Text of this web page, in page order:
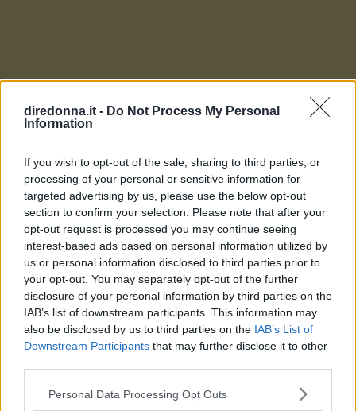
diredonna.it - Do Not Process My Personal
Information
If you wish to opt-out of the sale, sharing to third parties, or
processing of your personal or sensitive information for
targeted advertising by us, please use the below opt-out
section to confirm your selection. Please note that after your
opt-out request is processed you may continue seeing
interest-based ads based on personal information utilized by
us or personal information disclosed to third parties prior to
your opt-out. You may separately opt-out of the further
disclosure of your personal information by third parties on the
IAB’s list of downstream participants. This information may
also be disclosed by us to third parties on the IAB’s List of
Downstream Participants that may further disclose it to other
Please note that this website/app uses one or more Google
Personal Data Processing Opt Outs
Le 10 più belle frasi dei The
Oasis, che ora possiamo tornare
a sentire live
Mentre The Oasis si esibiscono in tutto il mondo, tornando
sui palchi con la loro musica, abbiamo scelto le 10 più
belle frasi delle loro canzoni: quali sono le vostre?
PERDITA DURANGO